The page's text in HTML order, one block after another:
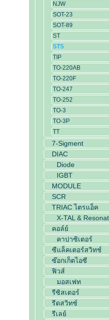
NJW
SOT-23
SOT-89
ST
STS
TIP
TO-220AB
TO-220F
TO-247
TO-252
TO-3
TO-3P
TT
7-Sigment
DIAC
Diode
IGBT
MODULE
SCR
TRIAC ไตรแอ็ค
X-TAL &
คอล์ย์
คาปาซิเตอร์
ซีแล็คเตอร์สวิทช์
ซ๊อกเก็ตไอซี
ฟิวส์
มอสเฟท
รีซิสเตอร์
รีดสวิทช์
รีเลย์